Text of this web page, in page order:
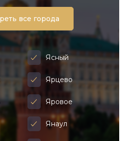
все города
Ясный
Ярцево
Яровое
Янаул